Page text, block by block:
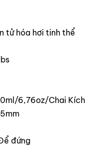
tử hóa hơi tinh thể
6,76oz/Chai Kích
đứng